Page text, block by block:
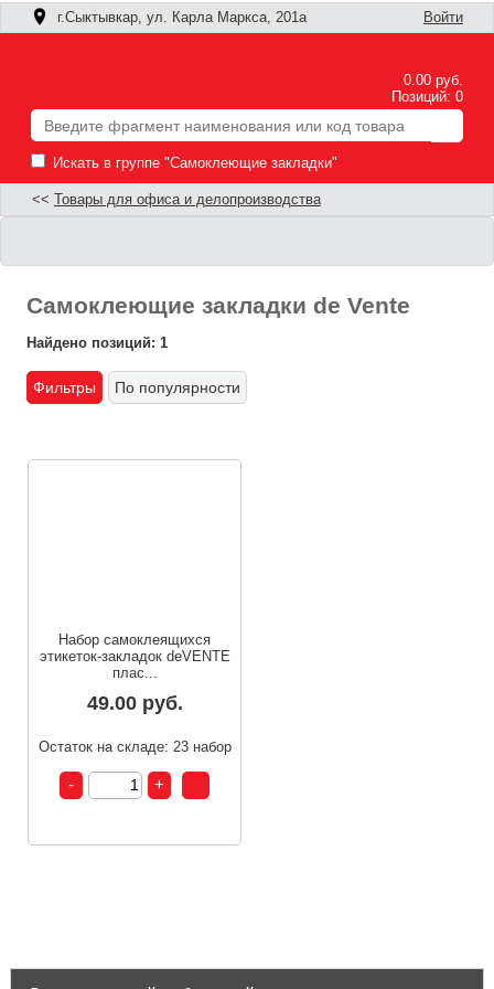
г.Сыктывкар, ул. Карла Маркса, 201а Войти
0.00 руб.
Позиций: 0
Искать в группе "Самоклеющие закладки"
<< Товары для офиса и делопроизводства
Самоклеющие закладки de Vente
Найдено позиций: 1
Фильтры По популярности
Набор самоклеящихся
этикеток-закладок deVENTE
плас...
49.00 руб.
Остаток на складе: 23 набор